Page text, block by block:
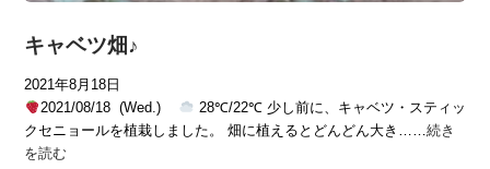
キャベツ畑♪
2021年8月18日
2021/08/18 (Wed.)
28℃/22℃ 少し前に、キャベツ・スティッ
クセニョールを植栽しました。 畑に植えるとどんどん大き……続き
を読む